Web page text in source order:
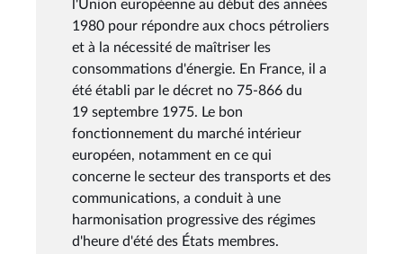
l'Union européenne au début des années
1980 pour répondre aux chocs pétroliers
et à la nécessité de maîtriser les
consommations d'énergie. En France, il a
été établi par le décret no 75-866 du
19 septembre 1975. Le bon
fonctionnement du marché intérieur
européen, notamment en ce qui
concerne le secteur des transports et des
communications, a conduit à une
harmonisation progressive des régimes
d'heure d'été des États membres.